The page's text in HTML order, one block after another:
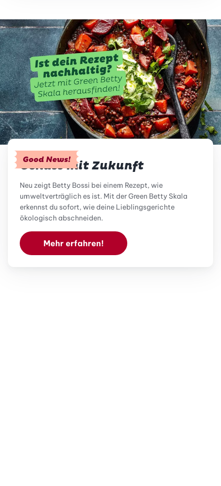
Good News!
Genuss mit Zukunft
Neu zeigt Betty Bossi bei einem Rezept, wie
umweltverträglich es ist. Mit der Green Betty Skala
erkennst du sofort, wie deine Lieblingsgerichte
ökologisch abschneiden.
Mehr erfahren!